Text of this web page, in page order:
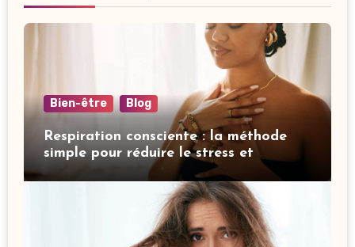
Bien-être Blog
Respiration consciente : la méthode
simple pour réduire le stress et
améliorer votre sommeil